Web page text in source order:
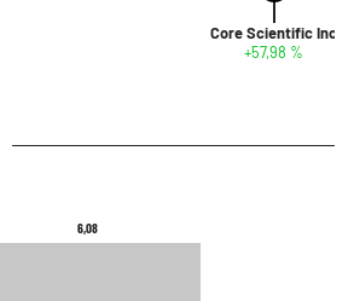
Core Scientific Inc
+57,98 %
6,08
6,08